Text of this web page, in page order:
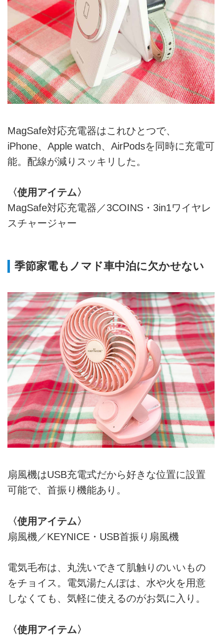
MagSafe対応充電器はこれひとつで、
iPhone、Apple watch、AirPodsを同時に充電可
能。配線が減りスッキリした。
〈使用アイテム〉
MagSafe対応充電器／3COINS・3in1ワイヤレ
スチャージャー
季節家電もノマド車中泊に欠かせない
扇風機はUSB充電式だから好きな位置に設置
可能で、首振り機能あり。
〈使用アイテム〉
扇風機／KEYNICE・USB首振り扇風機
電気毛布は、丸洗いできて肌触りのいいもの
をチョイス。電気湯たんぽは、水や火を用意
しなくても、気軽に使えるのがお気に入り。
〈使用アイテム〉